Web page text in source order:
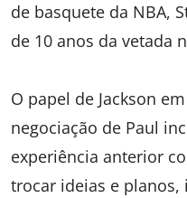
de basquete da NBA,
de 10 anos da vetada
O papel de Jackson
negociação de Paul
experiência anterior
trocar ideias e